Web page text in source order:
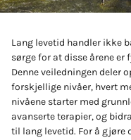
Lang levetid handler ikke
sørge for at disse årene
Denne veiledningen deler
forskjellige nivåer, hvert
nivåene starter med
avanserte terapier, og
til lang levetid. For å gjøre